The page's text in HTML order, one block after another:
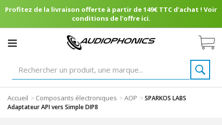
Profitez de la livraison offerte à partir de 149€ TTC d'achat ! Voir
conditions de l'offre ici.
Accueil > Composants électroniques >AOP >SPARKOS LABS
Adaptateur API vers Simple DIP8